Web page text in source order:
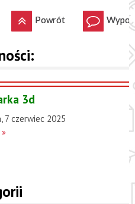
Powrót
3d
7 czerwiec 2025